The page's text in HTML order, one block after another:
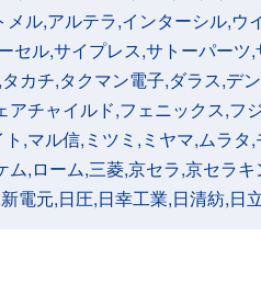
メル,アルテラ,インターシル,
セル,サイプレス,サトーパー
カチ,タクマン電子,ダラス,デ
アチャイルド,フェニックス,
,マル信,ミツミ,ミヤマ,ムラ
ム,ローム,三菱,京セラ,京セラ
電元,日圧,日幸工業,日清紡,